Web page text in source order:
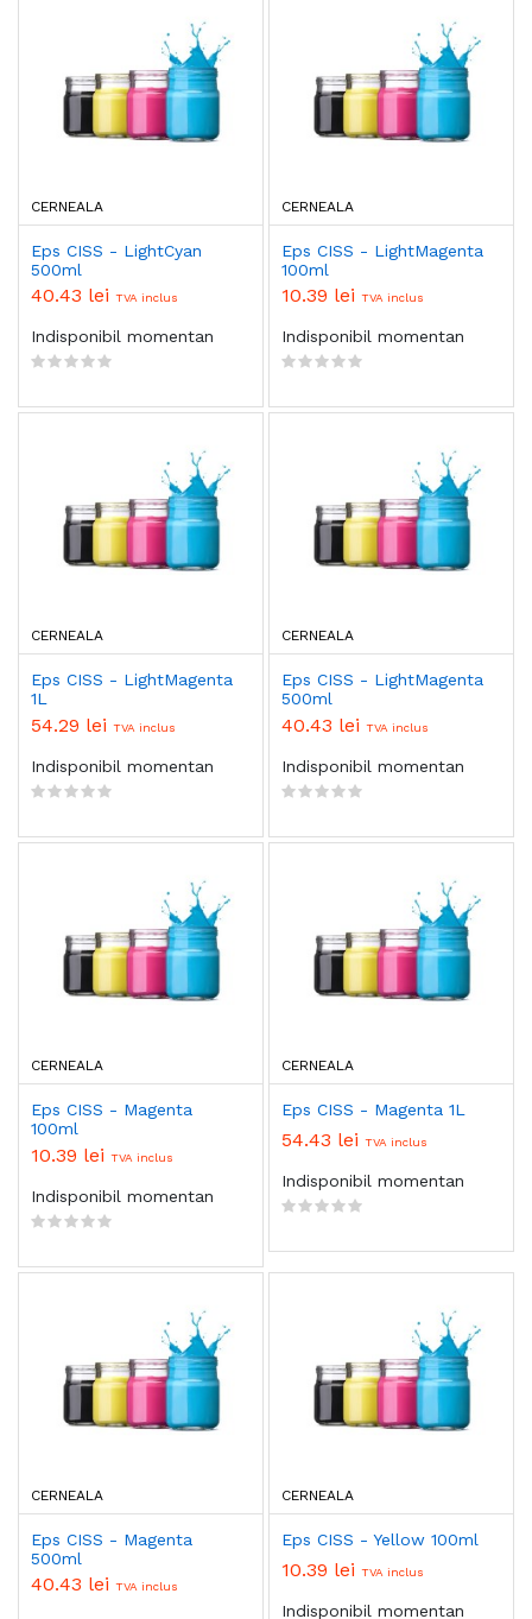
CERNEALA
Eps CISS - LightCyan
500ml
40.43 lei TVA inclus
Indisponibil momentan
CERNEALA
Eps CISS - LightMagenta
100ml
10.39 lei TVA inclus
Indisponibil momentan
CERNEALA
Eps CISS - LightMagenta
1L
54.29 lei TVA inclus
Indisponibil momentan
CERNEALA
Eps CISS - LightMagenta
500ml
40.43 lei TVA inclus
Indisponibil momentan
CERNEALA
Eps CISS - Magenta
100ml
10.39 lei TVA inclus
Indisponibil momentan
CERNEALA
Eps CISS - Magenta 1L
54.43 lei TVA inclus
Indisponibil momentan
CERNEALA
Eps CISS - Magenta
500ml
40.43 lei TVA inclus
CERNEALA
Eps CISS - Yellow 100ml
10.39 lei TVA inclus
Indisponibil momentan